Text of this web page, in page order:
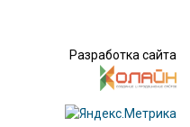
Разработка сайта